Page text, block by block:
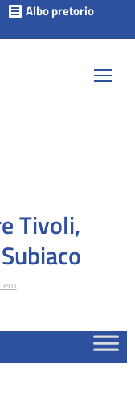
Albo pretorio
Tivoli,